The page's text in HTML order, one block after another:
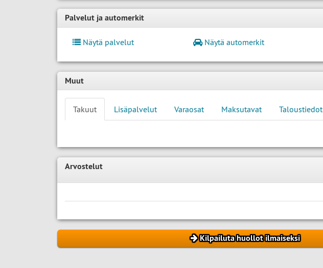
Palvelut ja automerkit
Näytä palvelut Näytä automerkit
Muut
Takuut Lisäpalvelut Varaosat Maksutavat Taloustiedot
Arvostelut
Kilpailuta huollot ilmaiseksi